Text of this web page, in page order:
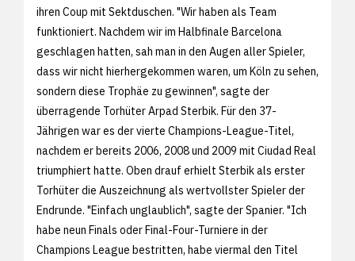
ihren Coup mit Sektduschen. "Wir haben als Team
funktioniert. Nachdem wir im Halbfinale Barcelona
geschlagen hatten, sah man in den Augen aller Spieler,
dass wir nicht hierhergekommen waren, um Köln zu sehen,
sondern diese Trophäe zu gewinnen", sagte der
überragende Torhüter Arpad Sterbik. Für den 37-
Jährigen war es der vierte Champions-League-Titel,
nachdem er bereits 2006, 2008 und 2009 mit Ciudad Real
triumphiert hatte. Oben drauf erhielt Sterbik als erster
Torhüter die Auszeichnung als wertvollster Spieler der
Endrunde. "Einfach unglaublich", sagte der Spanier. "Ich
habe neun Finals oder Final-Four-Turniere in der
Champions League bestritten, habe viermal den Titel